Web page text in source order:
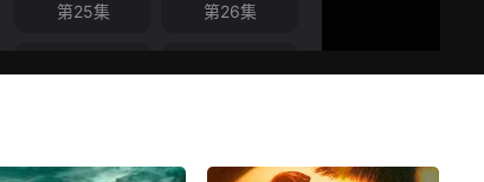
第25集 第26集
第31集 第32集